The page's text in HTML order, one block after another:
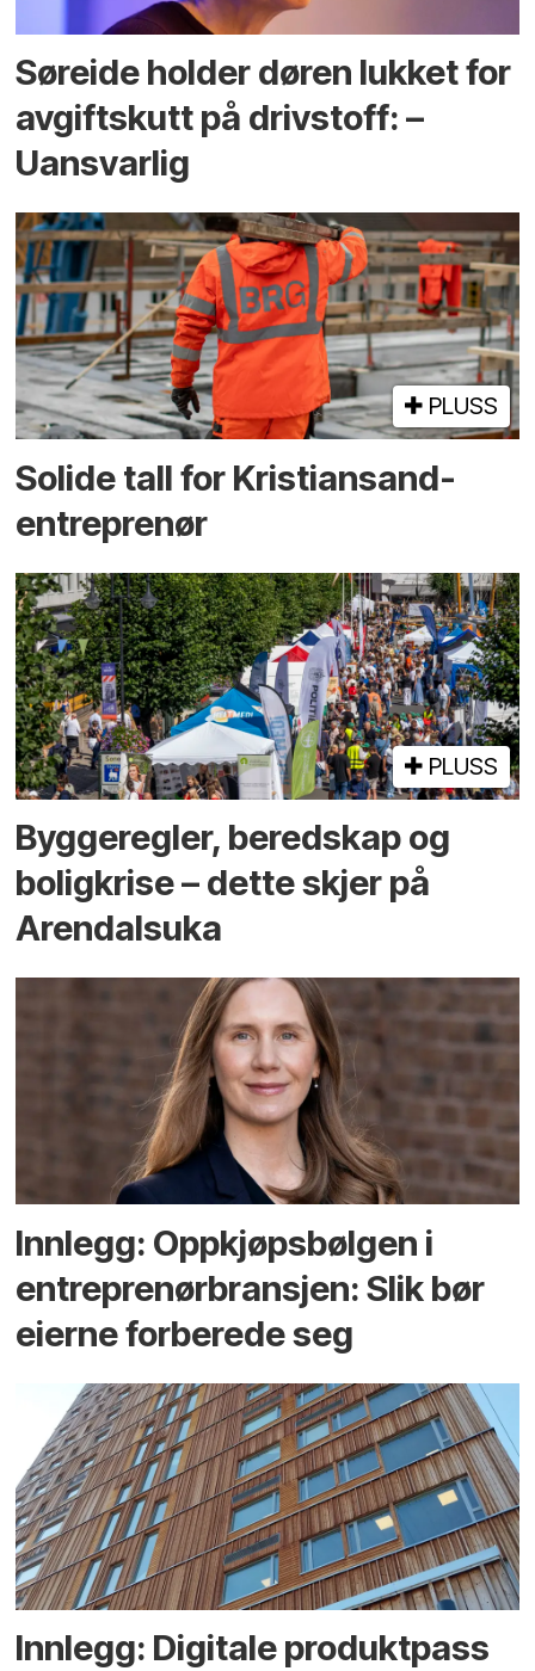
Søreide holder døren lukket for
avgiftskutt på drivstoff: –
Uansvarlig
PLUSS
Solide tall for Kristiansand-
entreprenør
PLUSS
Bygge­regler, beredskap og
bolig­krise – dette skjer på
Arendals­uka
Innlegg: Oppkjøps­bølgen i
entreprenør­bransjen: Slik bør
eierne forberede seg
Innlegg: Digitale produktpass